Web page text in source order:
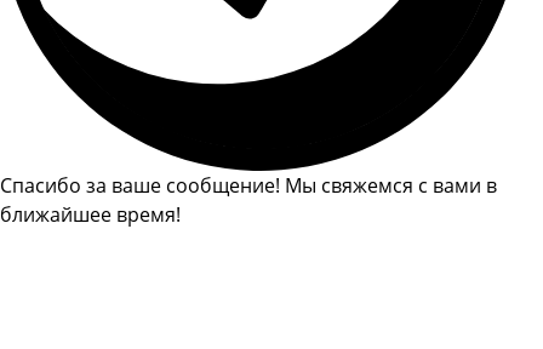
Спасибо за ваше сообщение! Мы свяжемся с вами в
ближайшее время!